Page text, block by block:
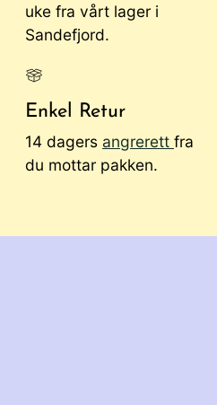
uke fra vårt lager i
Sandefjord.
Enkel Retur
14 dagers angrerett fra
du mottar pakken.